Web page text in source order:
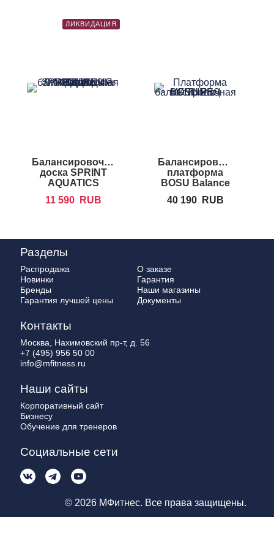
ЛИКВИДАЦИЯ
Балансировочная
доска SPRINT
AQUATICS
11 590 RUB
Балансировочная
платформа
BOSU Balance
40 190 RUB
Разделы
Распродажа
Новинки
Бренды
Гарантия лучшей цены
О заказе
Гарантия
Наши магазины
Документы
Контакты
Москва, Нахимовский пр-т, д. 56
+7 (495) 956 50 00
info@mfitness.ru
Наши сайты
Корпоративный сайт
Бизнесу
Обучение для тренеров
Социальные сети
© 2026 МФитнес. Все права защищены.